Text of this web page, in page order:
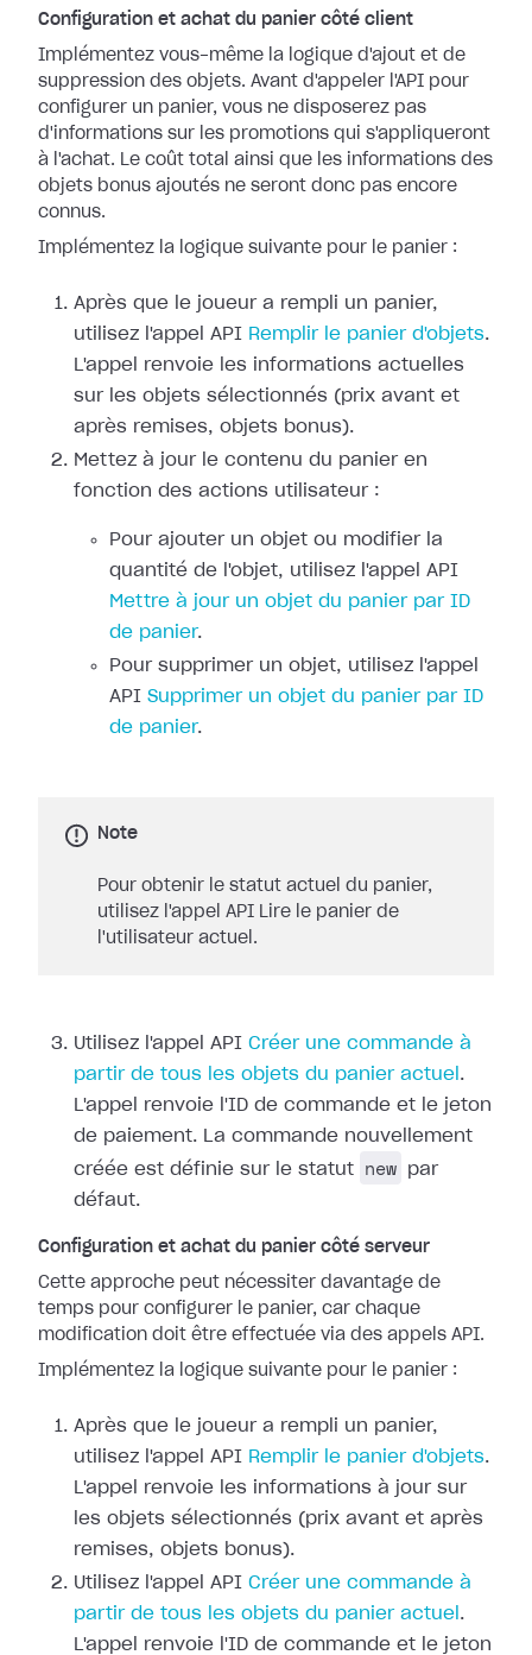
Configuration et achat du panier côté client
Implémentez vous-même la logique d'ajout et de
suppression des objets. Avant d'appeler l'API pour
configurer un panier, vous ne disposerez pas
d'informations sur les promotions qui s'appliqueront
à l'achat. Le coût total ainsi que les informations des
objets bonus ajoutés ne seront donc pas encore
connus.
Implémentez la logique suivante pour le panier :
Après que le joueur a rempli un panier,
utilisez l'appel API Remplir le panier d'objets.
L'appel renvoie les informations actuelles
sur les objets sélectionnés (prix avant et
après remises, objets bonus).
Mettez à jour le contenu du panier en
fonction des actions utilisateur :
Pour ajouter un objet ou modifier la
quantité de l'objet, utilisez l'appel API
Mettre à jour un objet du panier par ID
de panier.
Pour supprimer un objet, utilisez l'appel
API Supprimer un objet du panier par ID
de panier.
Note
Pour obtenir le statut actuel du panier,
utilisez l'appel API Lire le panier de
l'utilisateur actuel.
Utilisez l'appel API Créer une commande à
partir de tous les objets du panier actuel .
L'appel renvoie l'ID de commande et le jeton
de paiement. La commande nouvellement
créée est définie sur le statut
new
par
défaut.
Configuration et achat du panier côté serveur
Cette approche peut nécessiter davantage de
temps pour configurer le panier, car chaque
modification doit être effectuée via des appels API.
Implémentez la logique suivante pour le panier :
Après que le joueur a rempli un panier,
utilisez l'appel API Remplir le panier d'objets.
L'appel renvoie les informations à jour sur
les objets sélectionnés (prix avant et après
remises, objets bonus).
Utilisez l'appel API Créer une commande à
partir de tous les objets du panier actuel .
L'appel renvoie l'ID de commande et le jeton